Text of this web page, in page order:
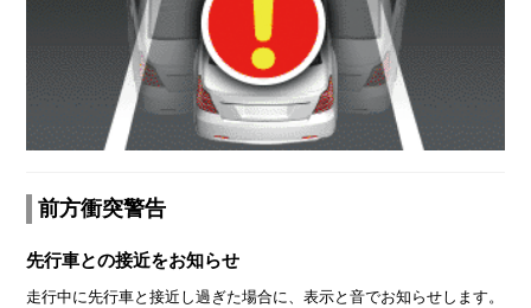
前方衝突警告
先行車との接近をお知らせ
走行中に先行車と接近し過ぎた場合に、表示と音でお知らせします。